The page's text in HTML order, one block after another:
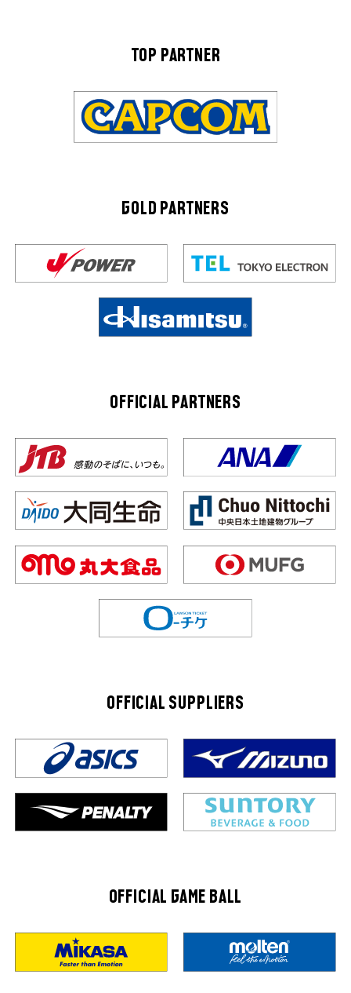
TOP PARTNER
GOLD PARTNERS
OFFICIAL PARTNERS
OFFICIAL SUPPLIERS
OFFICIAL GAME BALL